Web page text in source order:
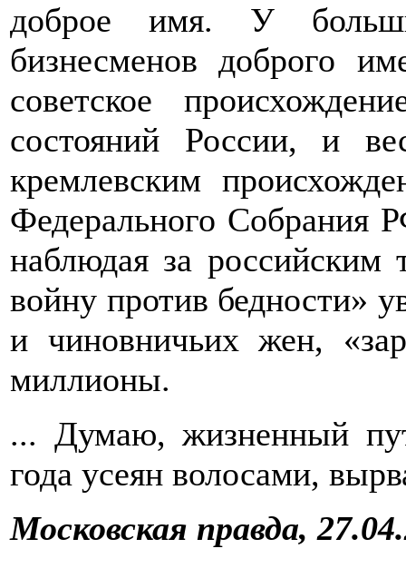
доброе имя. У
бизнесменов доброго
советское
состояний России, и
кремлевским
Федерального Собрания
наблюдая за
войну против бедности»
и чиновничьих жен,
миллионы.
... Думаю, жизненный
года усеян волосами,
Московская правда,